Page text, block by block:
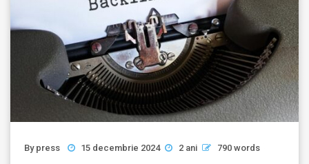
By press 15 decembrie 2024 2 ani 790 words